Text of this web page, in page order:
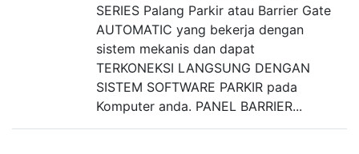
SERIES Palang Parkir atau Barrier Gate
AUTOMATIC yang bekerja dengan
sistem mekanis dan dapat
TERKONEKSI LANGSUNG DENGAN
SISTEM SOFTWARE PARKIR pada
Komputer anda. PANEL BARRIER...